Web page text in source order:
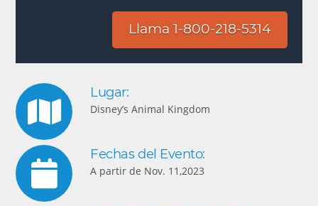
Llama 1-800-218-5314
Lugar:
Disney’s Animal Kingdom
Fechas del Evento:
A partir de Nov. 11,2023